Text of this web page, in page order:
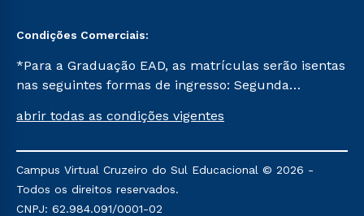
Condições Comerciais:
*Para a Graduação EAD, as matrículas serão isentas
nas seguintes formas de ingresso: Segunda
Já para as demais, a taxa de matrícula será de R$
mencionadas são referentes aos cursos: Ensino
Religioso, Geografia para a Docência e Metodologia
do Ensino de História: Questões Atuais.
abrir todas as condições vigentes
Campus Virtual Cruzeiro do Sul Educacional © 2026 -
Todos os direitos reservados.
CNPJ: 62.984.091/0001-02